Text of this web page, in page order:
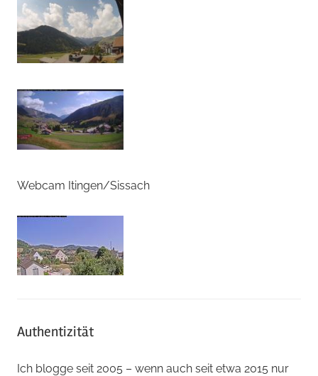
Webcam Itingen/Sissach
Authentizität
Ich blogge seit 2005 – wenn auch seit etwa 2015 nur